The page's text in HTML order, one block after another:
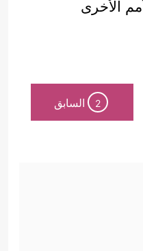
الأخرى
2 السابق